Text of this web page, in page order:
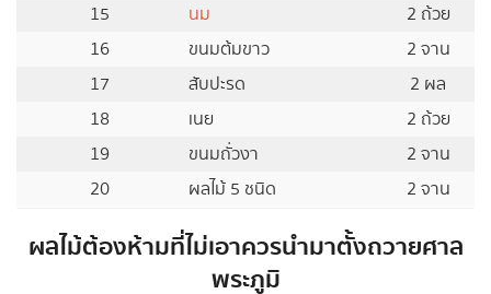
15
นม
2 ถ้วย
16
ขนมต้มขาว
2 จาน
17
สับปะรด
2 ผล
18
เนย
2 ถ้วย
19
ขนมถั่วงา
2 จาน
20
ผลไม้ 5 ชนิด 2 จาน
ผลไม้ต้องห้ามที่ไม่เอาควรนำมาตั้งถวายศาล
พระภูมิ